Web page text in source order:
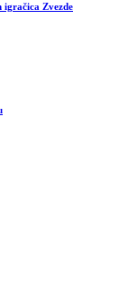
igračica Zvezde